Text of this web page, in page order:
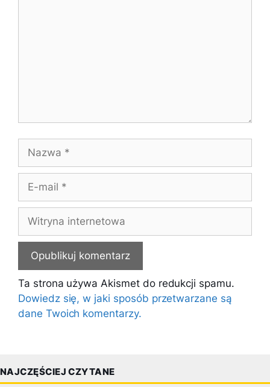
mail
internetowa
Ta strona używa Akismet do redukcji spamu.
Dowiedz się, w jaki sposób przetwarzane są
dane Twoich komentarzy.
NAJCZĘŚCIEJ CZYTANE